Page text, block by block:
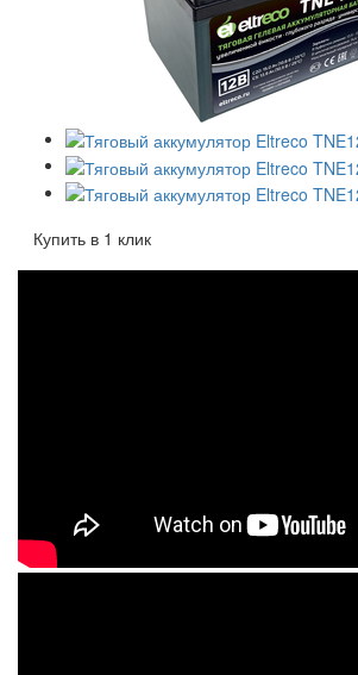
Купить в 1 клик